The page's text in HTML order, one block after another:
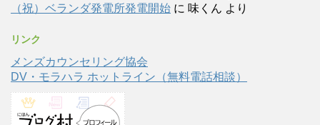
（祝）ベランダ発電所発電開始 に 味くん より
リンク
メンズカウンセリング協会
DV・モラハラ ホットライン（無料電話相談）